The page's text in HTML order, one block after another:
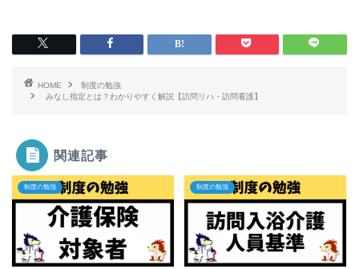
HOME
制度の勉強
みなし指定とは？わかりやすく解説【訪問リハ・訪問看護】
関連記事
制度の勉強 制度の勉強